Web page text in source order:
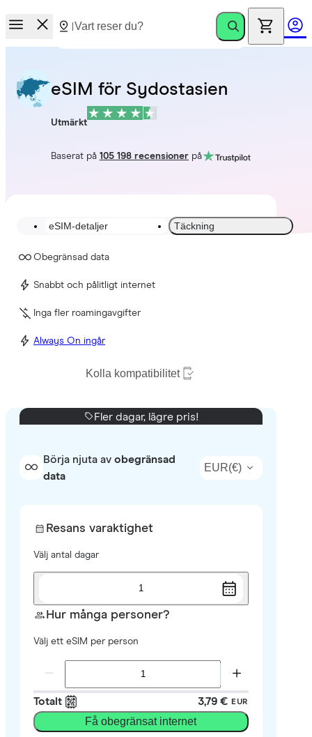
eSIM för Sydostasien
Utmärkt
Baserat på 105 198 recensionerpå
eSIM-detaljer Täckning
Obegränsad data
Snabbt och pålitligt internet
Inga fler roamingavgifter
Always On ingår
Kolla kompatibilitet
Fler dagar, lägre pris!
Börja njuta av obegränsad
data
EUR(€)
Resans varaktighet
Välj antal dagar
1
Hur många personer?
Välj ett eSIM per person
Totalt 3,79 € EUR
Få obegränsat internet